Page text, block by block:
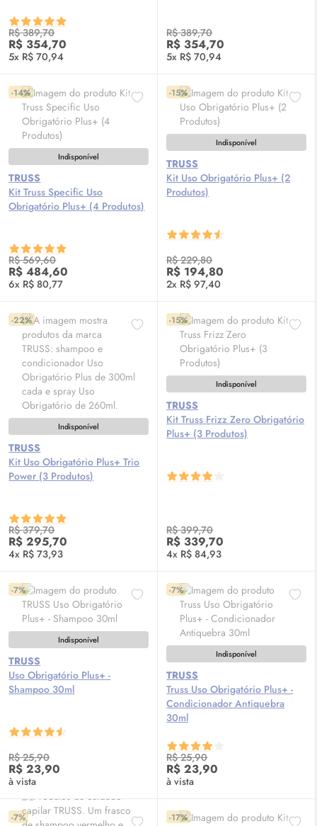
R$ 389,70
R$ 354,70
5x R$ 70,94
R$ 389,70
R$ 354,70
5x R$ 70,94
-14%
Indisponível
TRUSS
Kit Truss Specific Uso
Obrigatório Plus+ (4 Produtos)
R$ 569,60
R$ 484,60
6x R$ 80,77
-15%
Indisponível
TRUSS
Kit Uso Obrigatório Plus+ (2
Produtos)
R$ 229,80
R$ 194,80
2x R$ 97,40
-22%
Indisponível
TRUSS
Kit Uso Obrigatório Plus+ Trio
Power (3 Produtos)
R$ 379,70
R$ 295,70
4x R$ 73,93
-15%
Indisponível
TRUSS
Kit Truss Frizz Zero Obrigatório
Plus+ (3 Produtos)
R$ 399,70
R$ 339,70
4x R$ 84,93
-7%
Indisponível
TRUSS
Uso Obrigatório Plus+ -
Shampoo 30ml
R$ 25,90
R$ 23,90
à vista
-7%
Indisponível
TRUSS
Truss Uso Obrigatório Plus+ -
Condicionador Antiquebra
30ml
R$ 25,90
R$ 23,90
à vista
-7% -17%